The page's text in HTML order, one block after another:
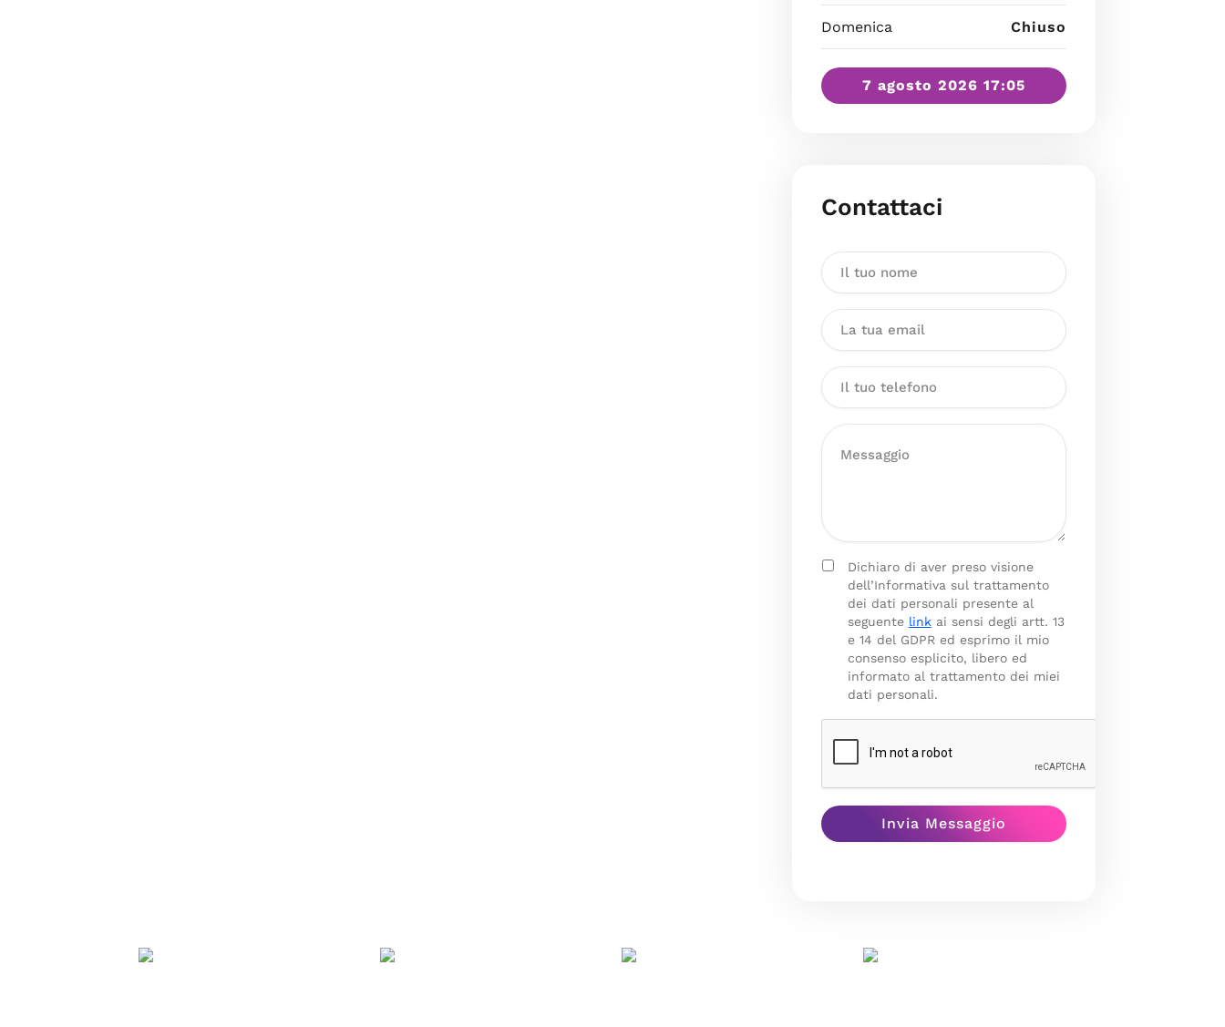
Domenica Chiuso
7 agosto 2026 17:05
Contattaci
Dichiaro di aver preso visione
dell’Informativa sul trattamento
dei dati personali presente al
seguente linkai sensi degli artt. 13
e 14 del GDPR ed esprimo il mio
consenso esplicito, libero ed
informato al trattamento dei miei
dati personali.